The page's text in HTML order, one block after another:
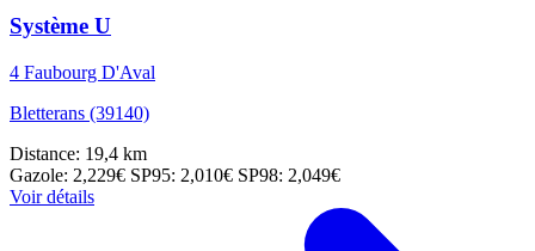
Système U
4 Faubourg D'Aval
Bletterans (39140)
Distance: 19,4 km
Gazole: 2,229€ SP95: 2,010€ SP98: 2,049€
Voir détails